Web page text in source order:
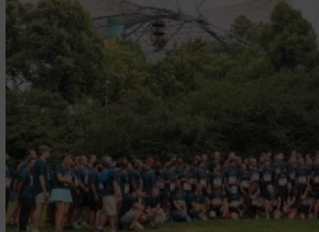
Geräte anhand von aktiv angeforderten
Informationen identifizieren
Nicht-IAB-Verarbeitungszwecke:
Notwendig
Performance